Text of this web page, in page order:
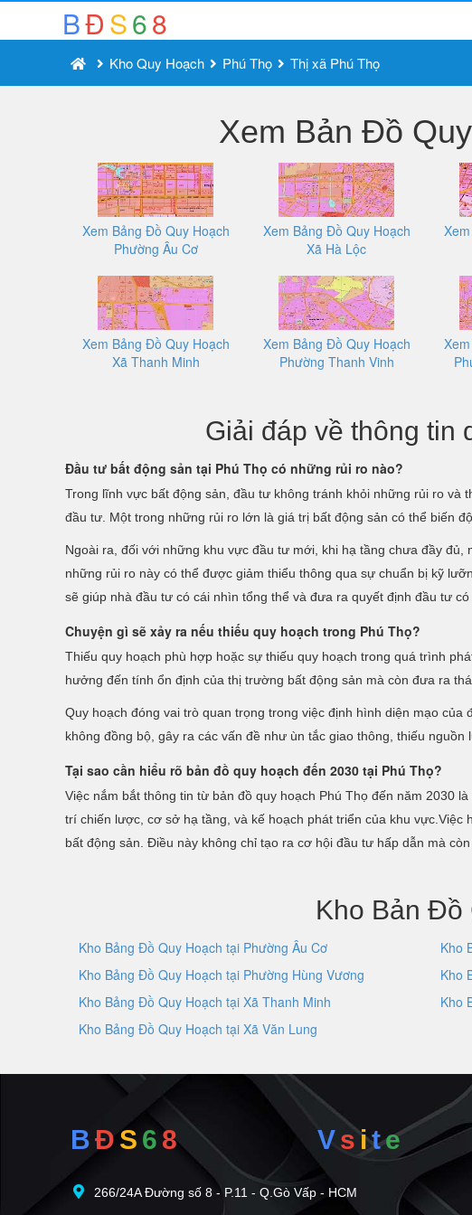
BĐS68
Kho Quy Hoạch Phú Thọ Thị xã Phú Thọ
Xem Bản Đồ
Xem Bảng Đồ Quy Hoạch
Phường Âu Cơ
Xem Bảng Đồ Quy Hoạch
Xã Hà Lộc
Xem Bảng Đồ Quy Hoạch
Xã Thanh Minh
Xem Bảng Đồ Quy Hoạch
Phường Thanh Vinh
Giải đáp về thông tin
Đầu tư bất động sản tại Phú Thọ có những rủi ro nào?
Trong lĩnh vực bất động sản, đầu tư không tránh khỏi những rủi ro
đầu tư. Một trong những rủi ro lớn là giá trị bất động sản có thể biến
Ngoài ra, đối với những khu vực đầu tư mới, khi hạ tầng chưa đầy
những rủi ro này có thể được giảm thiểu thông qua sự chuẩn bị kỹ
sẽ giúp nhà đầu tư có cái nhìn tổng thể và đưa ra quyết định đầu tư có
Chuyện gì sẽ xảy ra nếu thiếu quy hoạch trong Phú Thọ?
Thiếu quy hoạch phù hợp hoặc sự thiếu quy hoạch trong quá trình
hưởng đến tính ổn định của thị trường bất động sản mà còn đưa ra
Quy hoạch đóng vai trò quan trọng trong việc định hình diện mạo
không đồng bộ, gây ra các vấn đề như ùn tắc giao thông, thiếu
Tại sao cần hiểu rõ bản đồ quy hoạch đến 2030 tại Phú Thọ?
Việc nắm bắt thông tin từ bản đồ quy hoạch Phú Thọ đến năm 2030
trí chiến lược, cơ sở hạ tầng, và kế hoạch phát triển của khu
bất động sản. Điều này không chỉ tạo ra cơ hội đầu tư hấp dẫn mà
Kho Bản Đồ
Kho Bảng Đồ Quy Hoạch tại Phường Âu Cơ Kho
Kho Bảng Đồ Quy Hoạch tại Phường Hùng Vương
Kho
Kho Bảng Đồ Quy Hoạch tại Xã Thanh Minh
Kho
Kho Bảng Đồ Quy Hoạch tại Xã Văn Lung
BĐ S 6 8 Vsite
266/24A Đường số 8 - P.11 - Q.Gò Vấp - HCM